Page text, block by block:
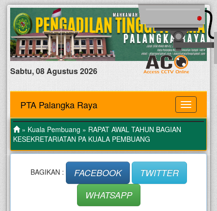
Sabtu, 08 Agustus 2026
MENU
PTA Palangka Raya
» Kuala Pembuang » RAPAT AWAL TAHUN BAGIAN
KESEKRETARIATAN PA KUALA PEMBUANG
BAGIKAN : FACEBOOK
TWITTER
WHATSAPP